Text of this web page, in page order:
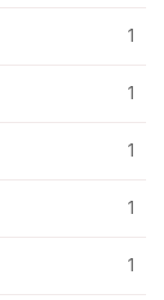
1
1
1
1
1